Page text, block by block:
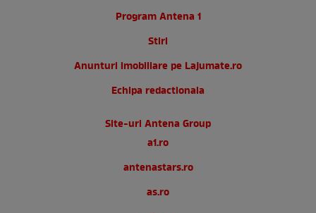
Program Antena 1
Stiri
Anunturi imobiliare pe Lajumate.ro
Echipa redactionala
Site-uri Antena Group
a1.ro
antenastars.ro
as.ro